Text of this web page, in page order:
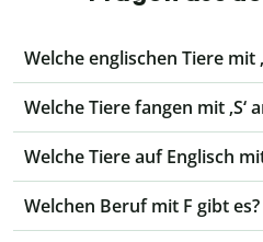
Welche englischen Tiere mit
Welche Tiere fangen mit ‚S‘
Welche Tiere auf Englisch mit
Welchen Beruf mit F gibt es?